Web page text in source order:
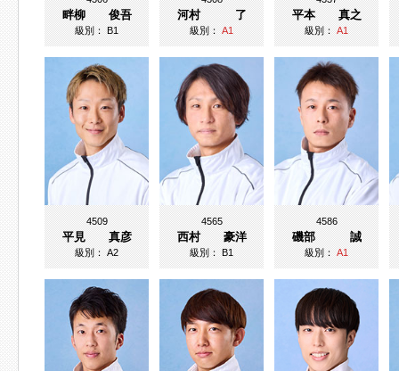
畔柳 俊吾
級別：B1
河村 了
級別：A1
平本 真之
級別：A1
4509
平見 真彦
級別：A2
4565
西村 豪洋
級別：B1
4586
磯部 誠
級別：A1